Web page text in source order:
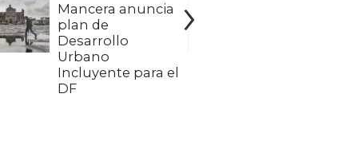
Mancera anuncia
plan de
Desarrollo
Urbano
Incluyente para el
DF